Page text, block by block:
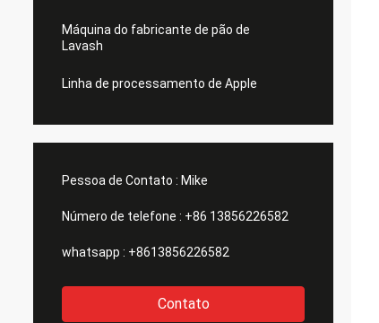
Máquina do fabricante de pão de
Lavash
Linha de processamento de Apple
Pessoa de Contato : Mike
Número de telefone : +86 13856226582
whatsapp : +8613856226582
Contato